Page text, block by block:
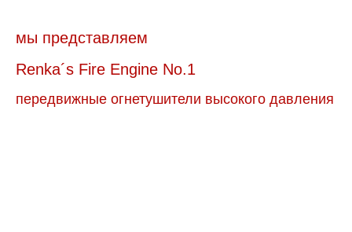
мы представляем
Renka´s Fire Engine No.1
передвижные огнетушители высокого давления